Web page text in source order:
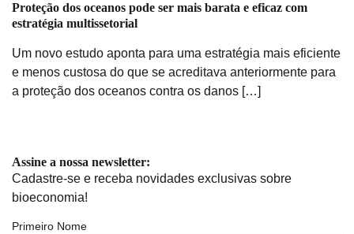
Proteção dos oceanos pode ser mais barata e eficaz com
estratégia multissetorial
Um novo estudo aponta para uma estratégia mais eficiente
e menos custosa do que se acreditava anteriormente para
a proteção dos oceanos contra os danos […]
Assine a nossa newsletter:
Cadastre-se e receba novidades exclusivas sobre
bioeconomia!
Primeiro Nome